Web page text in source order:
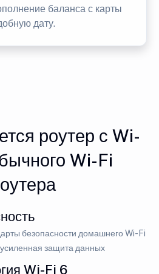
баланса с карты
дату.
роутер с Wi-
Wi-Fi
безопасности домашнего Wi-Fi
защита данных
Wi-Fi 6